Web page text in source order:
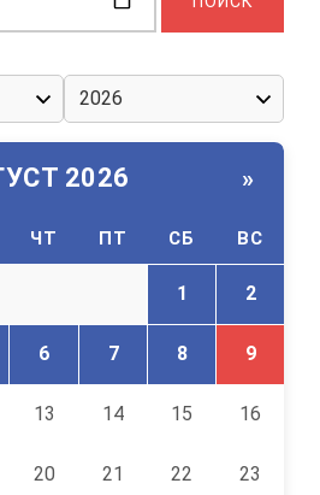
2026 »
ЧТ ПТ СБ ВС
1 2
6 7 8 9
13 14 15 16
20 21 22 23